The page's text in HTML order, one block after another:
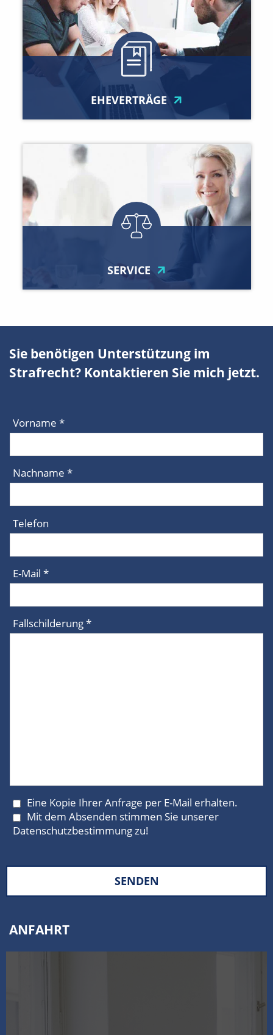
EHEVERTRÄGE
SERVICE
Sie benötigen Unterstützung im
Strafrecht? Kontaktieren Sie mich jetzt.
Vorname *
Nachname *
Telefon
E-Mail *
Fallschilderung *
Eine Kopie Ihrer Anfrage per E-Mail erhalten.
Mit dem Absenden stimmen Sie unserer
Datenschutzbestimmungzu!
SENDEN
ANFAHRT